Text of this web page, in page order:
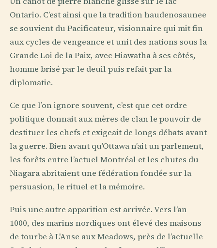
Ontario. C’est ainsi que la tradition haudenosaunee
se souvient du Pacificateur, visionnaire qui mit fin
aux cycles de vengeance et unit des nations sous la
Grande Loi de la Paix, avec Hiawatha à ses côtés,
homme brisé par le deuil puis refait par la
diplomatie.
Ce que l’on ignore souvent, c’est que cet ordre
politique donnait aux mères de clan le pouvoir de
destituer les chefs et exigeait de longs débats avant
la guerre. Bien avant qu’Ottawa n’ait un parlement,
les forêts entre l’actuel Montréal et les chutes du
Niagara abritaient une fédération fondée sur la
persuasion, le rituel et la mémoire.
Puis une autre apparition est arrivée. Vers l’an
1000, des marins nordiques ont élevé des maisons
de tourbe à L'Anse aux Meadows, près de l’actuelle